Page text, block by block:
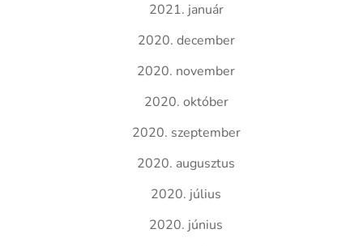
2021. január
2020. december
2020. november
2020. október
2020. szeptember
2020. augusztus
2020. július
2020. június